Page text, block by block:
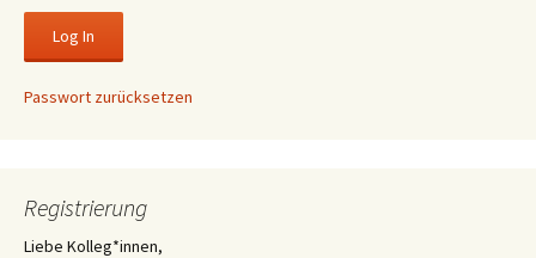
Passwort zurücksetzen
Registrierung
Liebe Kolleg*innen,